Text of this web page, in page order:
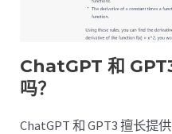
ChatGPT 和
吗？
ChatGPT 和 GPT3 擅长提